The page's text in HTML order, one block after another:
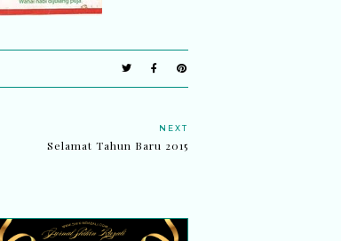
NEXT
Selamat Tahun Baru 2015